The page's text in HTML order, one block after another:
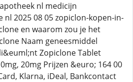
nl medicijn
nl 2025 08 05 zopiclon-kopen-in-
en waarom zou je het
Naam geneesmiddel
Zopiclone Tablet
20mg Prijzen &euro; 164 00
Klarna, iDeal, Bankcontact